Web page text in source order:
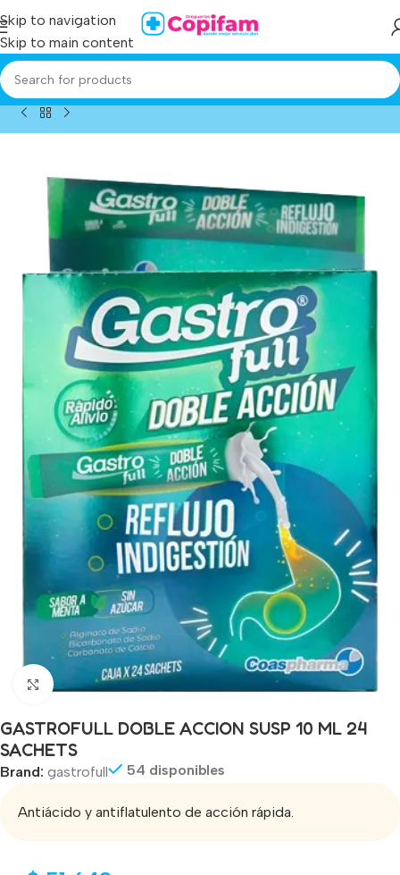
Skip to navigation
Skip to main content
Producto /gastrofull doble accion susp 10 ml 24 sachets
Click to enlarge
GASTROFULL DOBLE ACCION SUSP 10 ML 24
SACHETS
Brand: gastrofull 54 disponibles
Antiácido y antiflatulento de acción rápida.